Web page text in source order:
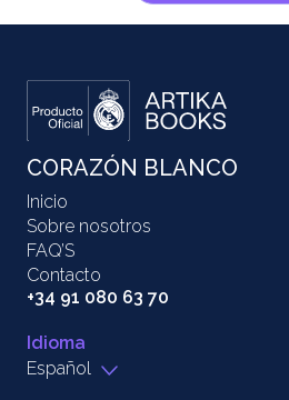
CORAZÓN BLANCO
Inicio
Sobre nosotros
FAQ’S
Contacto
+34 91 080 63 70
Idioma
Español